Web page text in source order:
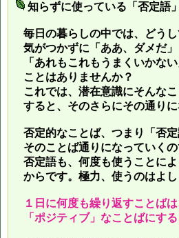
知らずに使っている「否定語
毎日の暮らしの中では、どう
気がつかずに「ああ、ダメだ
「あれもこれもうまくいかな
ことはありませんか？
これでは、潜在意識にそんな
すると、そのさらにその通り
否定的なことば、つまり「否
そのことば通りになっていく
否定語も、何度も使うことに
からです。極力、使うのはよ
１日に何度も繰り返すことば
「ポジティブ」なことばにす